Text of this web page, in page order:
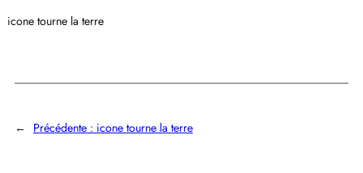
icone tourne la terre
← Précédente : icone tourne la terre